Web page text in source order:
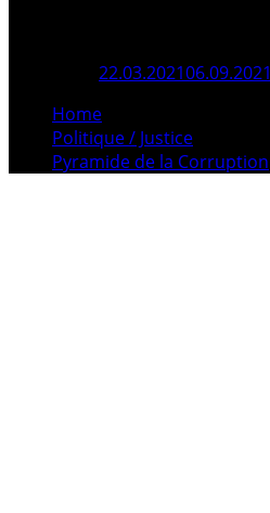
22.03.202106.09.2021
Home
Politique / Justice
Pyramide de la Corruption